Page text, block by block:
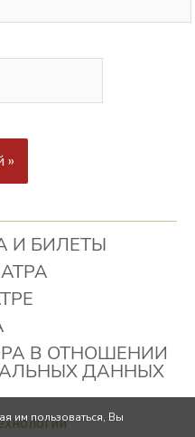
И БИЛЕТЫ
В ОТНОШЕНИИ
ДАННЫХ
им пользоваться, Вы